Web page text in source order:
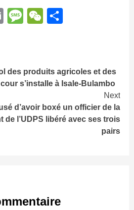
EmailMessage
WeChat
des produits agricoles et des
s’installe à Isale-Bulambo
Next
d’avoir boxé un officier de la
de l’UDPS libéré avec ses trois
pairs